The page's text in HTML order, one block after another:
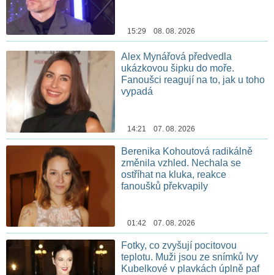
15:29 08. 08. 2026
Alex Mynářová předvedla
ukázkovou šipku do moře.
Fanoušci reagují na to, jak u toho
vypadá
14:21 07. 08. 2026
Berenika Kohoutová radikálně
změnila vzhled. Nechala se
ostříhat na kluka, reakce
fanoušků překvapily
01:42 07. 08. 2026
Fotky, co zvyšují pocitovou
teplotu. Muži jsou ze snímků Ivy
Kubelkové v plavkách úplně paf